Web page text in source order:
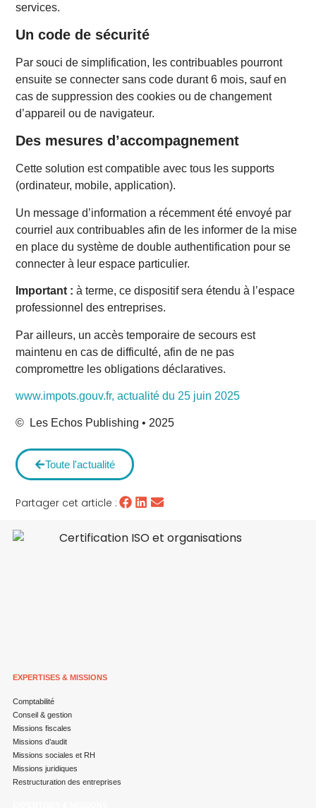
services.
Un code de sécurité
Par souci de simplification, les contribuables pourront
ensuite se connecter sans code durant 6 mois, sauf en
cas de suppression des cookies ou de changement
d’appareil ou de navigateur.
Des mesures d’accompagnement
Cette solution est compatible avec tous les supports
(ordinateur, mobile, application).
Un message d’information a récemment été envoyé par
courriel aux contribuables afin de les informer de la mise
en place du système de double authentification pour se
connecter à leur espace particulier.
Important : à terme, ce dispositif sera étendu à l’espace
professionnel des entreprises.
Par ailleurs, un accès temporaire de secours est
maintenu en cas de difficulté, afin de ne pas
compromettre les obligations déclaratives.
www.impots.gouv.fr, actualité du 25 juin 2025
© Les Echos Publishing • 2025
Toute l'actualité
Partager cet article :
EXPERTISES & MISSIONS
Comptabilité
Conseil & gestion
Missions fiscales
Missions d’audit
Missions sociales et RH
Missions juridiques
Restructuration des entreprises